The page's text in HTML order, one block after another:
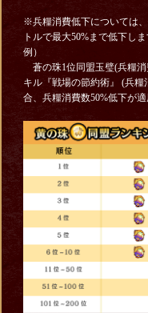
※兵糧消費低下については
トルで最大50%まで低下し
例）
蒼の珠1位同盟玉璧(兵糧消
キル『戦場の節約術』 (兵
合、兵糧消費数50%低下が